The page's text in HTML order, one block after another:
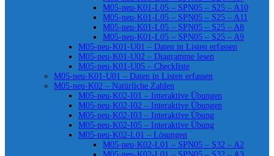
M05-neu-K01-L05 – SPN05 – S25 – A10
M05-neu-K01-L05 – SPN05 – S25 – A11
M05-neu-K01-L05 – SPN05 – S25 – A8
M05-neu-K01-L05 – SPN05 – S25 – A9
M05-neu-K01-U01 – Daten in Listen erfassen
M05-neu-K01-U02 – Diagramme lesen
M05-neu-K01-U05 – Checkliste
M05-neu-K01-U01 – Daten in Listen erfassen
M05-neu-K02 – Natürliche Zahlen
M05-neu-K02-I01 – Interaktive Übungen
M05-neu-K02-I02 – Interaktive Übungen
M05-neu-K02-I03 – Interaktive Übung
M05-neu-K02-I05 – Interaktive Übung
M05-neu-K02-L01 – Lösungen
M05-neu-K02-L01 – SPN05 – S32 – A2